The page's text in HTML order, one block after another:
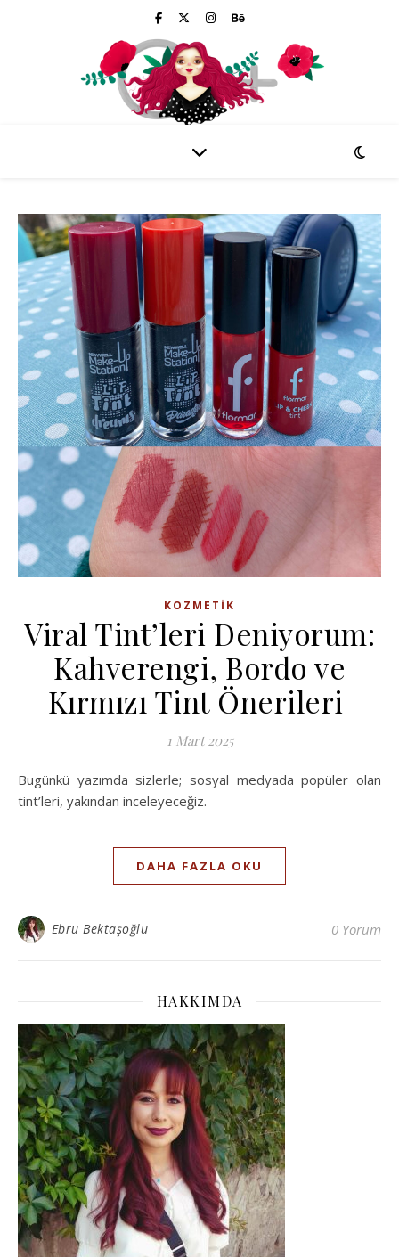
KOZMETIK
Viral Tint’leri Deniyorum:
Kahverengi, Bordo ve
Kırmızı Tint Önerileri
1 Mart 2025
Bugünkü yazımda sizlerle; sosyal medyada popüler olan
tint’leri, yakından inceleyeceğiz.
DAHA FAZLA OKU
Ebru Bektaşoğlu 0 Yorum
HAKKIMDA